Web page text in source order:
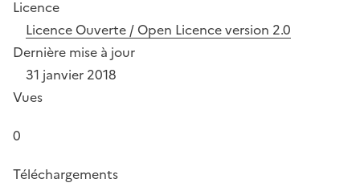
Licence
Licence Ouverte / Open Licence version 2.0
Dernière mise à jour
31 janvier 2018
Vues
0
Téléchargements